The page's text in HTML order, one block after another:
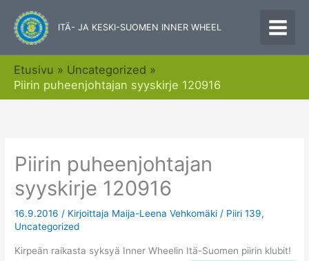
sisältöön
ITÄ- JA KESKI-SUOMEN INNER WHEEL
Etusivu
Uncategorized
Piirin puheenjohtajan syyskirje 120916
Piirin puheenjohtajan
syyskirje 120916
16.9.2016/ Kirjoittaja Maija-Leena Vehkomäki/ Piiri 139,
Uncategorized
Kirpeän raikasta syksyä Inner Wheelin Itä-Suomen piirin klubit!